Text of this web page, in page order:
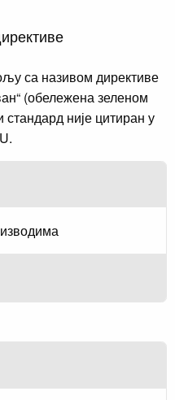
са називом директиве
(обележена зеленом
стандард није цитиран у